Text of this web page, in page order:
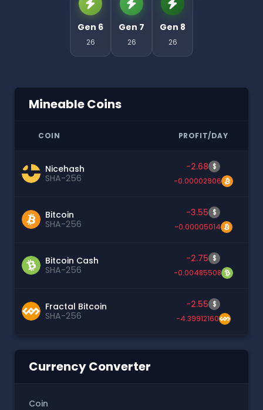
Gen 6
26
Gen 7
26
Gen 8
26
Mineable Coins
COIN PROFIT/DAY
Nicehash
SHA-256
-2.68 $
-0.00002906
Bitcoin
SHA-256
-3.55 $
-0.00005014
Bitcoin Cash
SHA-256
-2.75 $
-0.00485508
Fractal Bitcoin
SHA-256
-2.55 $
-4.39912160
Currency Converter
Coin